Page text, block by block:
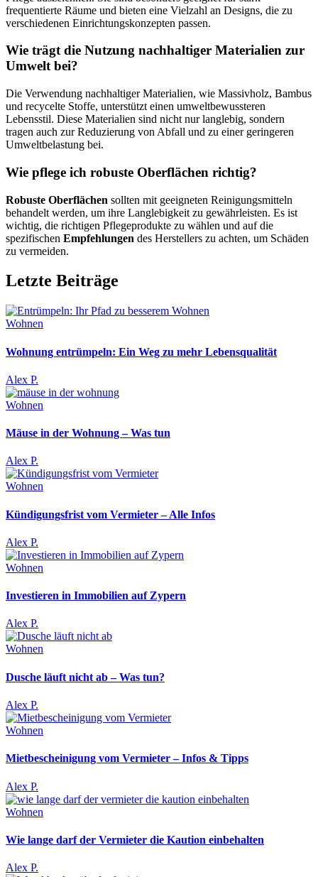
frequentierte Räume und bieten eine Vielzahl an Designs, die zu
verschiedenen Einrichtungskonzepten passen.
Wie trägt die Nutzung nachhaltiger Materialien zur
Umwelt bei?
Die Verwendung nachhaltiger Materialien, wie Massivholz, Bambus
und recycelte Stoffe, unterstützt einen umweltbewussteren
Lebensstil. Diese Materialien sind nicht nur langlebig, sondern
tragen auch zur Reduzierung von Abfall und zu einer geringeren
Umweltbelastung bei.
Wie pflege ich robuste Oberflächen richtig?
Robuste Oberflächen sollten mit geeigneten Reinigungsmitteln
behandelt werden, um ihre Langlebigkeit zu gewährleisten. Es ist
wichtig, die richtigen Pflegeprodukte zu wählen und auf die
spezifischen Empfehlungen des Herstellers zu achten, um Schäden
zu vermeiden.
Letzte Beiträge
Wohnen
Wohnung entrümpeln: Ein Weg zu mehr Lebensqualität
Alex P.
Wohnen
Mäuse in der Wohnung – Was tun
Alex P.
Wohnen
Kündigungsfrist vom Vermieter – Alle Infos
Alex P.
Wohnen
Investieren in Immobilien auf Zypern
Alex P.
Wohnen
Dusche läuft nicht ab – Was tun?
Alex P.
Wohnen
Mietbescheinigung vom Vermieter – Infos & Tipps
Alex P.
Wohnen
Wie lange darf der Vermieter die Kaution einbehalten
Alex P.